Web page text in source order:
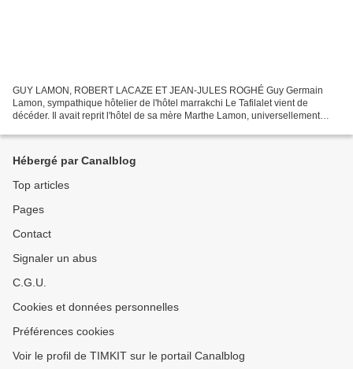
GUY LAMON, ROBERT LACAZE ET JEAN-JULES ROGHÉ Guy Germain
Lamon, sympathique hôtelier de l'hôtel marrakchi Le Tafilalet vient de
décéder. Il avait reprit l'hôtel de sa mère Marthe Lamon, universellement
Hébergé par Canalblog
Top articles
Pages
Contact
Signaler un abus
C.G.U.
Cookies et données personnelles
Préférences cookies
Voir le profil de TIMKIT sur le portail Canalblog